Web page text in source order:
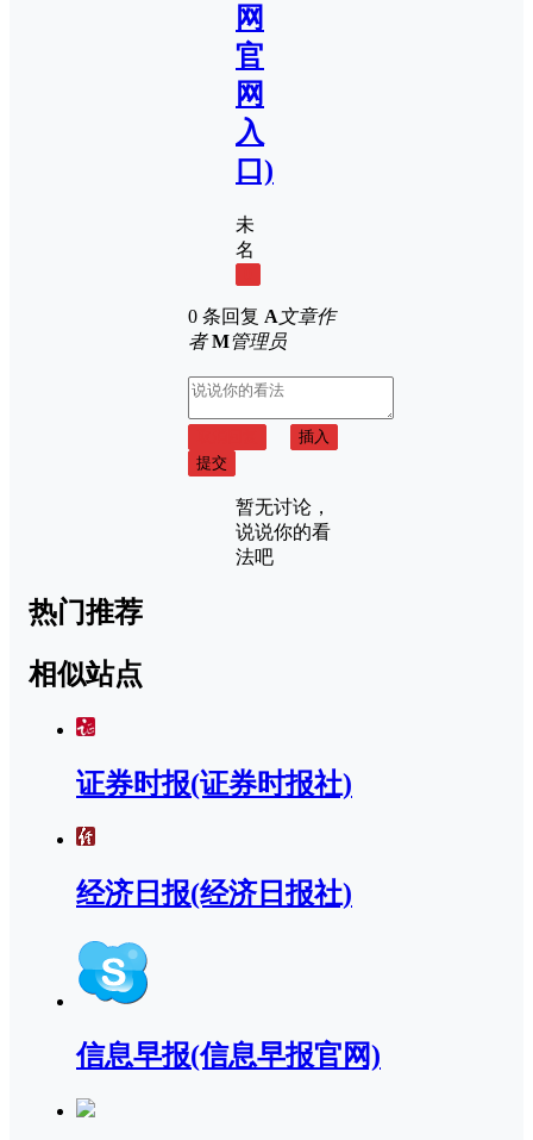
网
官
网
入
口)
未
名
0 条回复 A文章作
者 M管理员
插入
提交
暂无讨论，
说说你的看
法吧
热门推荐
相似站点
证券时报(证券时报社)
经济日报(经济日报社)
信息早报(信息早报官网)